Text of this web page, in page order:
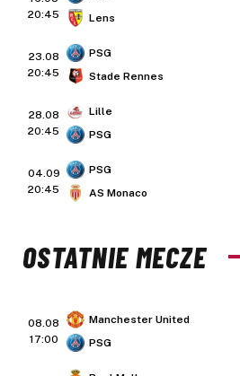
20:45
Lens
23.08
20:45
PSG
Stade Rennes
28.08
20:45
Lille
PSG
04.09
20:45
PSG
AS Monaco
OSTATNIE MECZE
08.08
17:00
Manchester United
PSG